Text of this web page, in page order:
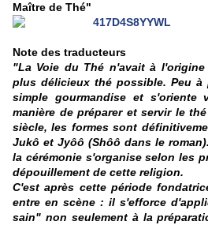
Maître de Thé"
Note des traducteurs
"La Voie du Thé n'avait à
plus délicieux thé possible. Peu à
simple gourmandise et s'oriente
manière de préparer et servir le
siècle, les formes sont
Jukô et Jyôô (Shôô dans le
la cérémonie s'organise selon les
dépouillement de cette religion.
C'est après cette période
entre en scène : il s'efforce
sain" non seulement à la